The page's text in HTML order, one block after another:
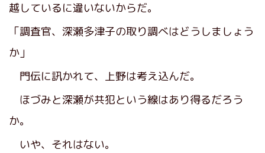
越しているに違いないからだ。
「調査官、深瀬多津子の取り調べはどうしましょう
か」
門伝に訊かれて、上野は考え込んだ。
ほづみと深瀬が共犯という線はあり得るだろう
か。
いや、それはない。